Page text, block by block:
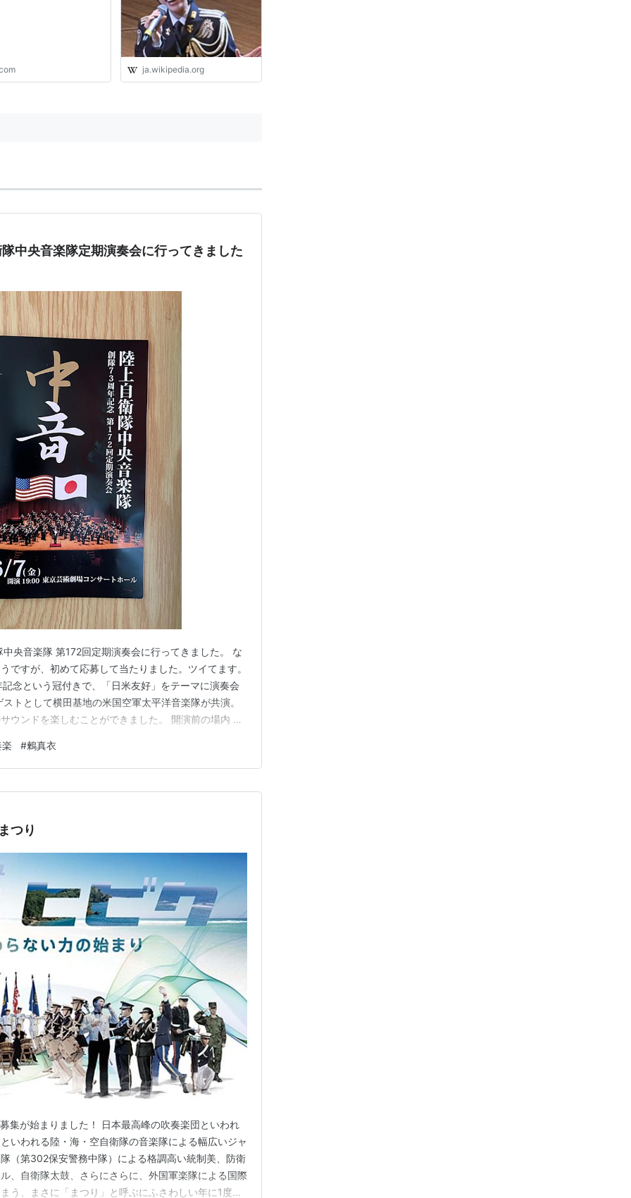
ja.wikipedia.org
中央音楽隊定期演奏会に行ってきました
央音楽隊 第172回定期演奏会に行ってきました。 な
ですが、初めて応募して当たりました。ツイてます。
念という冠付きで、「日米友好」をテーマに演奏会
トとして横田基地の米国空軍太平洋音楽隊が共演。
ウンドを楽しむことができました。 開演前の場内 パ
前からとてもいい雰囲気。そして司会は元日テレア
時代野球選手だ…
#鶫真衣
つり
集が始まりました！ 日本最高峰の吹奏楽団といわれ
いわれる陸・海・空自衛隊の音楽隊による幅広いジャ
（第302保安警務中隊）による格調高い統制美、防衛
、自衛隊太鼓、さらにさらに、外国軍楽隊による国際
う、まさに「まつり」と呼ぶにふさわしい年に1度の